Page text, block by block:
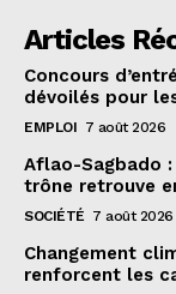
Articles
Concours
dévoilés pour
EMPLOI 7 août 2026
Aflao-Sagbado
trône retrouve
SOCIÉTÉ 7 août 2026
Changement
renforcent les